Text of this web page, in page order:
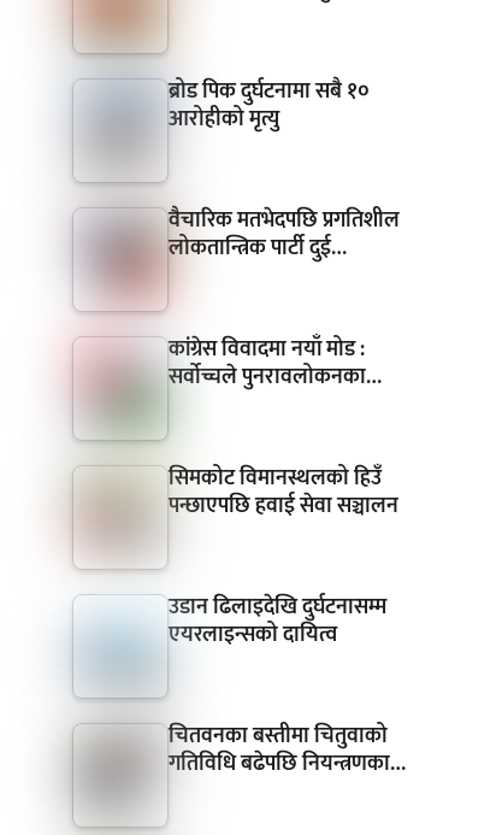
ब्रोड पिक दुर्घटनामा सबै १०
आरोहीको मृत्यु
वैचारिक मतभेदपछि प्रगतिशील
लोकतान्त्रिक पार्टी दुई…
कांग्रेस विवादमा नयाँ मोड :
सर्वोच्चले पुनरावलोकनका…
सिमकोट विमानस्थलको हिउँ
पन्छाएपछि हवाई सेवा सञ्चालन
उडान ढिलाइदेखि दुर्घटनासम्म
एयरलाइन्सको दायित्व
चितवनका बस्तीमा चितुवाको
गतिविधि बढेपछि नियन्त्रणका…